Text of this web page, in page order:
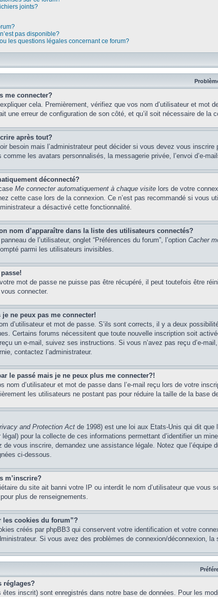
joints?
pas disponible?
les questions légales concernant ce forum?
me connecter?
cela. Premièrement, vérifiez que vos nom d’utilisateur et
une erreur de configuration de son côté, et qu’il soit nécessaire de la
après tout?
besoin mais l’administrateur peut décider si vous devez vous
les avatars personnalisés, la messagerie privée, l’envoi d’e-
déconnecté?
Me connecter automatiquement à chaque visite lors de votre
cette case lors de la connexion. Ce n’est pas recommandé si
a désactivé cette fonctionnalité.
nom d’apparaître dans la liste des utilisateurs connectés?
de l’utilisateur, onglet “Préférences du forum”, l’option Cacher
parmi les utilisateurs invisibles.
mot de passe ne puisse pas être récupéré, il peut toutefois être
connecter.
ne peux pas me connecter!
d’utilisateur et mot de passe. S’ils sont corrects, il y a deux
Certains forums nécessitent que toute nouvelle inscription soit
un e-mail, suivez ses instructions. Si vous n’avez pas reçu d’e-
contactez l’administrateur.
le passé mais je ne peux plus me connecter?!
nom d’utilisateur et mot de passe dans l’e-mail reçu lors de votre
les utilisateurs ne postant pas pour réduire la taille de la
and Protection Act de 1998) est une loi aux Etats-Unis qui dit
légal) pour la collecte de ces informations permettant d’identifier un
de vous inscrire, demandez une assistance légale. Notez que
ci-dessous.
m’inscrire?
du site ait banni votre IP ou interdit le nom d’utilisateur que
plus de renseignements.
les cookies du forum”?
créés par phpBB3 qui conservent votre identification et votre
Si vous avez des problèmes de connexion/déconnexion,
réglages?
inscrit) sont enregistrés dans notre base de données. Pour les